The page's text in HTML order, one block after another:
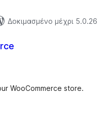
Δοκιμασμένο μέχρι 5.0.26
WooCommerce store.